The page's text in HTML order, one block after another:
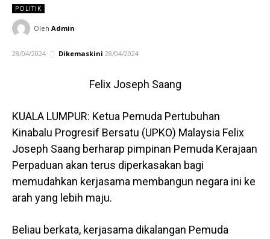
POLITIK
Oleh Admin
28/04/2024 Dikemaskini 28/04/2024
Felix Joseph Saang
KUALA LUMPUR: Ketua Pemuda Pertubuhan
Kinabalu Progresif Bersatu (UPKO) Malaysia Felix
Joseph Saang berharap pimpinan Pemuda Kerajaan
Perpaduan akan terus diperkasakan bagi
memudahkan kerjasama membangun negara ini ke
arah yang lebih maju.
Beliau berkata, kerjasama dikalangan Pemuda